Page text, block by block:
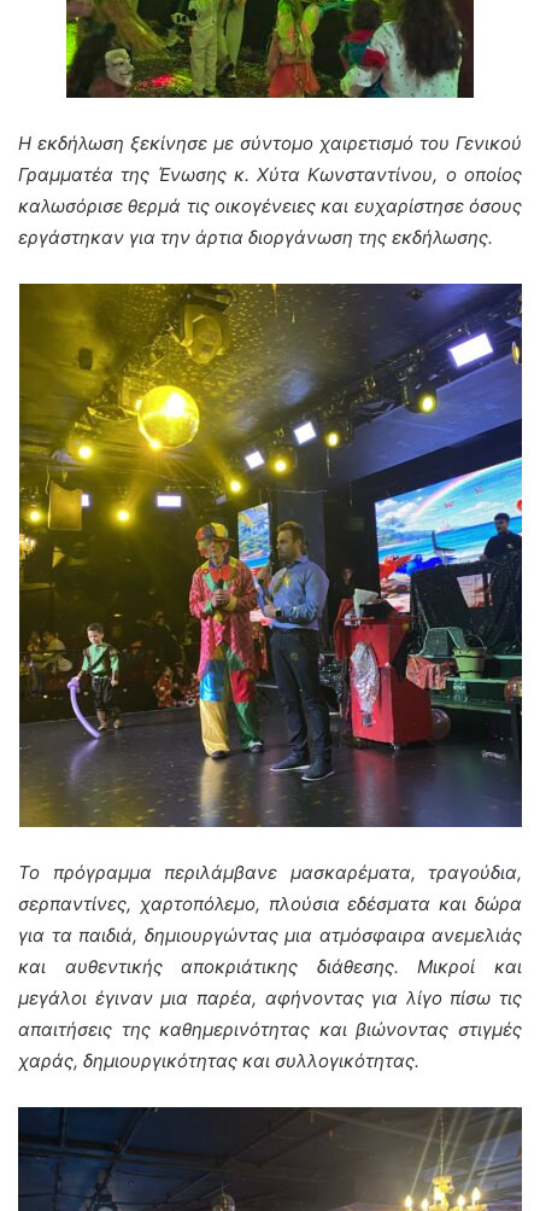
Η εκδήλωση ξεκίνησε με σύντομο χαιρετισμό του Γενικού
Γραμματέα της Ένωσης κ. Χύτα Κωνσταντίνου, ο οποίος
καλωσόρισε θερμά τις οικογένειες και ευχαρίστησε όσους
εργάστηκαν για την άρτια διοργάνωση της εκδήλωσης.
Το πρόγραμμα περιλάμβανε μασκαρέματα, τραγούδια,
σερπαντίνες, χαρτοπόλεμο, πλούσια εδέσματα και δώρα
για τα παιδιά, δημιουργώντας μια ατμόσφαιρα ανεμελιάς
και αυθεντικής αποκριάτικης διάθεσης. Μικροί και
μεγάλοι έγιναν μια παρέα, αφήνοντας για λίγο πίσω τις
απαιτήσεις της καθημερινότητας και βιώνοντας στιγμές
χαράς, δημιουργικότητας και συλλογικότητας.